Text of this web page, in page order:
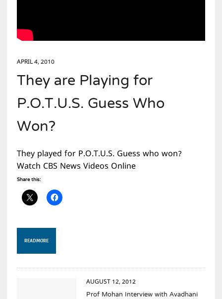
APRIL 4, 2010
They are Playing for
P.O.T.U.S. Guess Who
Won?
They played for P.O.T.U.S. Guess who won?
Watch CBS News Videos Online
Share this:
READ MORE
AUGUST 12, 2012
Prof Mohan Interview with Avadhani